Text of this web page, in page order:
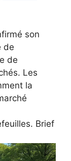
son
de
de
Les
la
Brief